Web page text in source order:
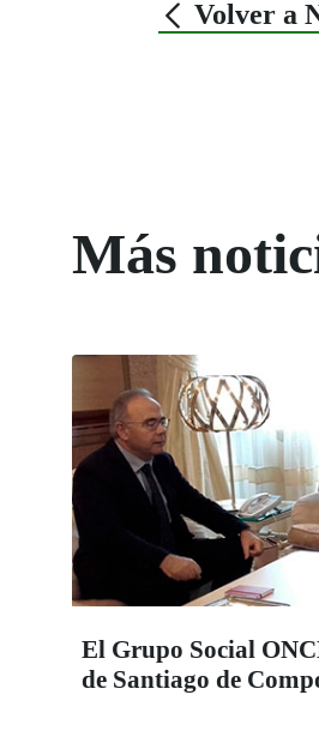
Volver a
Más
El Grupo Social
de Santiago de